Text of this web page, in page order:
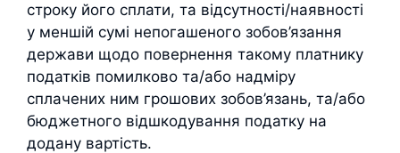
строку його сплати, та відсутності/наявності
у меншій сумі непогашеного зобов’язання
держави щодо повернення такому платнику
податків помилково та/або надміру
сплачених ним грошових зобов’язань, та/або
бюджетного відшкодування податку на
додану вартість.